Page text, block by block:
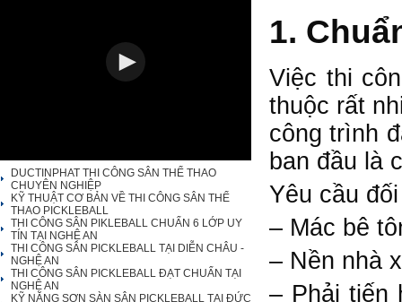
DUCTINPHAT THI CÔNG SÂN THỂ THAO
CHUYÊN NGHIỆP
KỸ THUẬT CƠ BẢN VỀ THI CÔNG SÂN THỂ
THAO PICKLEBALL
THI CÔNG SÂN PIKLEBALL CHUẨN 6 LỚP UY
TÍN TẠI NGHỆ AN
THI CÔNG SÂN PICKLEBALL TẠI DIỄN CHÂU -
NGHỆ AN
THI CÔNG SÂN PICKLEBALL ĐẠT CHUẨN TẠI
NGHỆ AN
KỸ NĂNG SƠN SÀN SÂN PICKLEBALL TẠI ĐỨC
1.
Việc thi
thuộc rất
công trình
ban đầu là
Yêu cầu
– Mác bê
– Nền nhà
– Phải tiến